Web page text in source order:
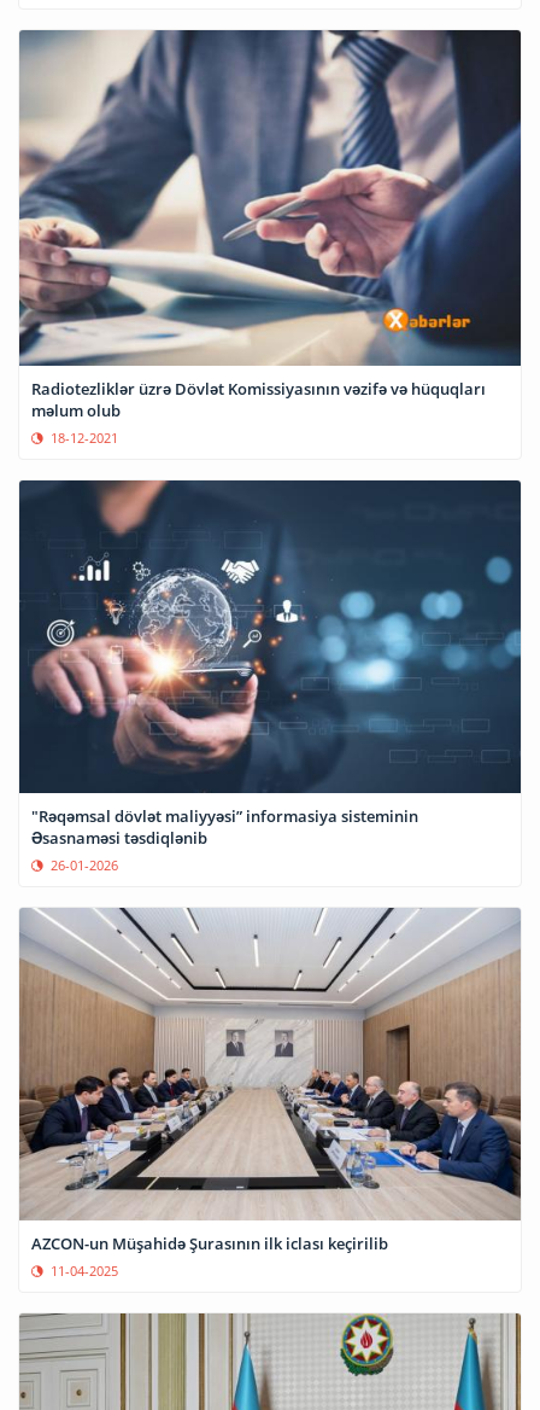
Radiotezliklər üzrə Dövlət Komissiyasının vəzifə və hüquqları
məlum olub
18-12-2021
"Rəqəmsal dövlət maliyyəsi” informasiya sisteminin
Əsasnaməsi təsdiqlənib
26-01-2026
AZCON-un Müşahidə Şurasının ilk iclası keçirilib
11-04-2025